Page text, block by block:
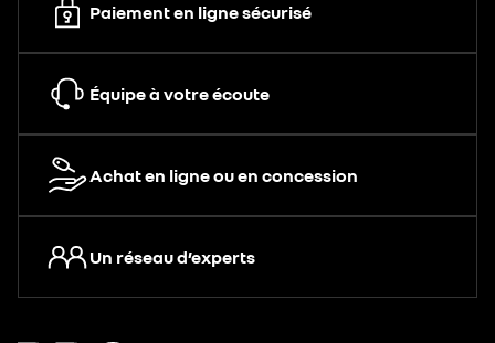
Paiement en ligne sécurisé
Équipe à votre écoute
Achat en ligne ou en concession
Un réseau d’experts